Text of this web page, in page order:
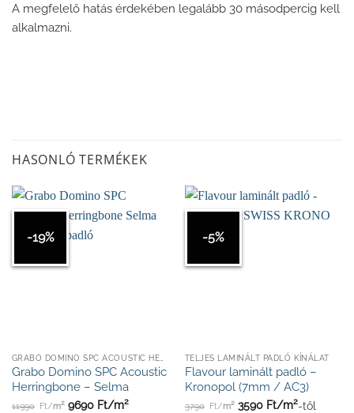
A megfelelő hatás érdekében legalább 30 másodpercig kell
alkalmazni.
HASONLÓ TERMÉKEK
-19%
Grabo Domino SPC Acoustic
Herringbone – Selma
11990 Ft/m29690 Ft/m2
-5%
TELJES LAMINÁLT PADLÓ KÍNÁLAT
Flavour laminált padló –
Kronopol (7mm / AC3)
3790 Ft/m23590 Ft/m2-től